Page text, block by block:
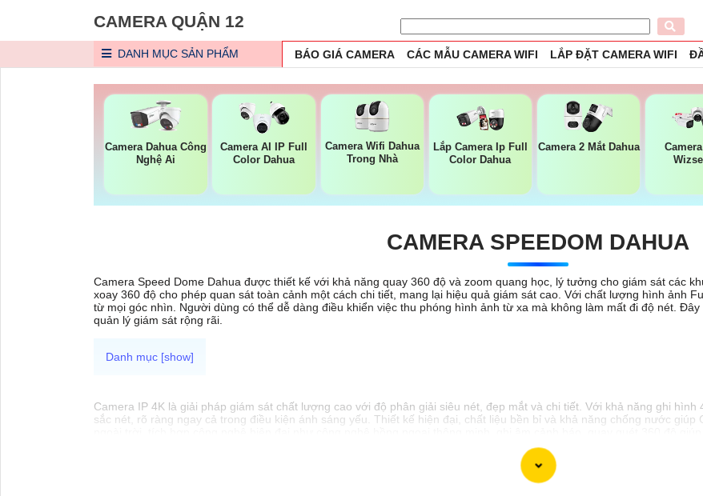
CAMERA QUẬN 12
DANH MỤC SẢN PHẨM BÁO GIÁ CAMERA CÁC MẪU CAMERA WIFI LẮP ĐẶT CAMERA WIFI
Camera Dahua Công
Nghệ Ai
Camera AI IP Full
Color Dahua
Camera Wifi Dahua
Trong Nhà
Lắp Camera Ip Full
Color Dahua
Camera 2 Mắt Dahua
CAMERA SPEEDOM DAHUA
Camera Speed Dome Dahua được thiết kế với khả năng quay 360 độ và zoom quang học, lý tưởng cho giám sát các
xoay 360 độ cho phép quan sát toàn cảnh một cách chi tiết, mang lại hiệu quả giám sát cao. Với chất lượng hình ảnh
từ mọi góc nhìn. Người dùng có thể dễ dàng điều khiển việc thu phóng hình ảnh từ xa mà không làm mất đi độ nét.
quản lý giám sát rộng rãi.
Camera IP 4K là giải pháp giám sát chất lượng cao với độ phân giải siêu nét, đẹp mắt và chi tiết. Với khả năng ghi
sắc nét, rõ ràng ngay cả trong điều kiện ánh sáng yếu. Thiết kế hiện đại, chất liệu bền bỉ và khả năng chống nước